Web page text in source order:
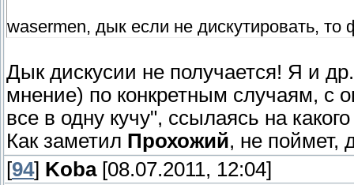
wasermen, дык если не дискутировать,
Дык дискусии не получается! Я и
мнение) по конкретным случаям, с
все в одну кучу", ссылаясь на
Как заметил Прохожий, не поймет,
[94] Koba[08.07.2011, 12:04]